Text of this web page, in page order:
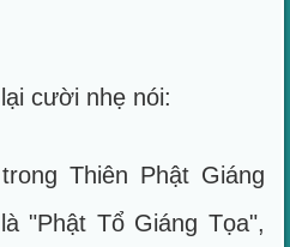
cười nhẹ nói:
Thiên Phật Giáng
"Phật Tổ Giáng Tọa",